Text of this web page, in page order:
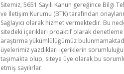
Sitemiz, 5651 Sayılı Kanun gereğince Bilgi
ve İletişim Kurumu (BTK) tarafından
Sağlayıcı olarak hizmet vermektedir. Bu
sitedeki içerikleri proaktif olarak denetleme
araştırma yükümlülüğümüz
üyelerimiz yazdıkları içeriklerin
taşımakta olup, siteye üye olarak bu
etmiş sayılırlar.